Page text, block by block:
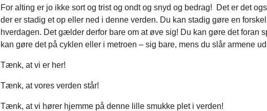
For alting er jo ikke sort og trist og ondt og snyd og bedrag! Det er det
der er stadig et op eller ned i denne verden. Du kan stadig gøre en
hverdagen. Det gælder derfor bare om at øve sig! Du kan gøre det foran
kan gøre det på cyklen eller i metroen – sig bare, mens du slår armene
Tænk, at vi er her!
Tænk, at vores verden står!
Tænk, at vi hører hjemme på denne lille smukke plet i verden!